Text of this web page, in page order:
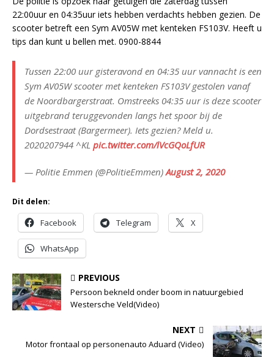
22:00uur en 04:35uur iets hebben verdachts hebben gezien. De
scooter betreft een Sym AV05W met kenteken FS103V. Heeft u
tips dan kunt u bellen met. 0900-8844
Tussen 22:00 uur gisteravond en 04:35 uur vannacht is een
Sym AV05W scooter met kenteken FS103V gestolen vanaf
de Noordbargerstraat. Omstreeks 04:35 uur is deze scooter
uitgebrand teruggevonden langs het spoor bij de
Dordsestraat (Bargermeer). Iets gezien? Meld u.
2020207944 ^KL pic.twitter.com/lVcGQoLfUR
— Politie Emmen (@PolitieEmmen)August 2, 2020
Dit delen:
Facebook Telegram X
WhatsApp
PREVIOUS
Persoon bekneld onder boom in natuurgebied
Westersche Veld(Video)
NEXT
Motor frontaal op personenauto Aduard (Video)